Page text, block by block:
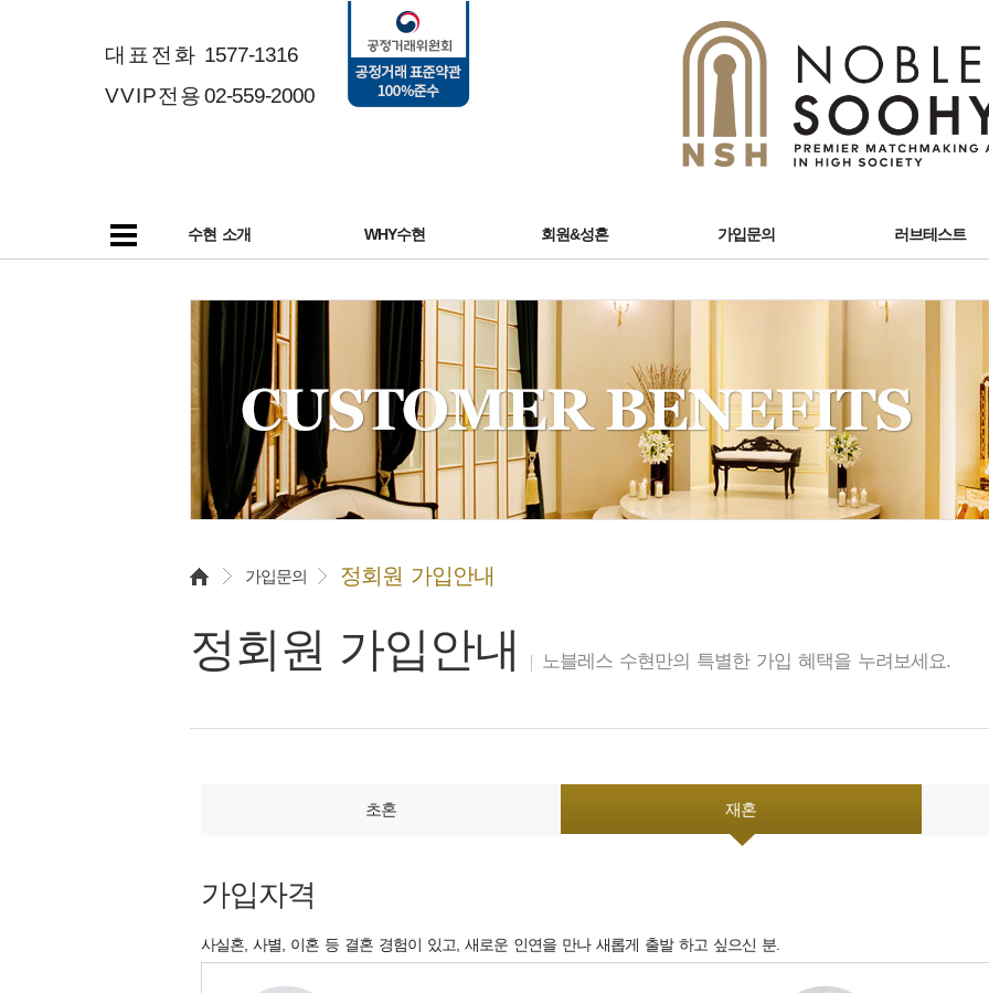
대표전화
VVIP전용
1577-1316
02-559-2000
수현 소개 WHY수현 회원&성혼 가입문의 러브테스트
가입문의 정회원 가입안내
정회원 가입안내 노블레스 수현만의 특별한 가입 혜택을 누려보세요.
초혼 재혼
가입자격
사실혼, 사별, 이혼 등 결혼 경험이 있고, 새로운 인연을 만나 새롭게 출발 하고 싶으신 분.